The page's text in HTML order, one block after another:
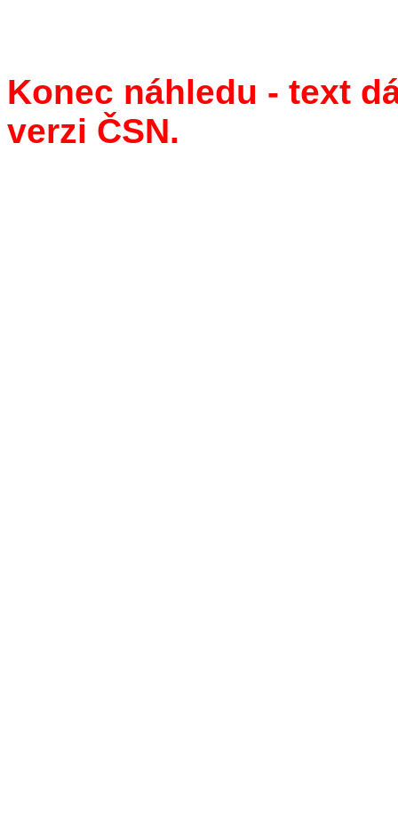
Konec náhledu - text
verzi ČSN.